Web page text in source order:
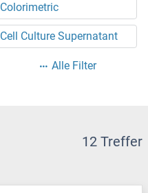
Colorimetric
Cell Culture Supernatant
Alle Filter
12 Treffer